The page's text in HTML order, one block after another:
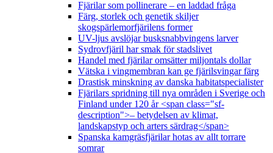
Fjärilar som pollinerare – en laddad fråga
Färg, storlek och genetik skiljer
skogspärlemorfjärilens former
UV-ljus avslöjar busksnabbvingens larver
Sydrovfjäril har smak för stadslivet
Handel med fjärilar omsätter miljontals dollar
Vätska i vingmembran kan ge fjärilsvingar färg
Drastisk minskning av danska habitatspecialister
Fjärilars spridning till nya områden i Sverige och
Finland under 120 år <span class="sf-
description">– betydelsen av klimat,
landskapstyp och arters särdrag</span>
Spanska kamgräsfjärilar hotas av allt torrare
somrar